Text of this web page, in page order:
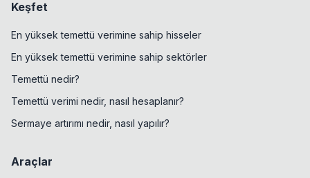
Keşfet
En yüksek temettü verimine sahip hisseler
En yüksek temettü verimine sahip sektörler
Temettü nedir?
Temettü verimi nedir, nasıl hesaplanır?
Sermaye artırımı nedir, nasıl yapılır?
Araçlar